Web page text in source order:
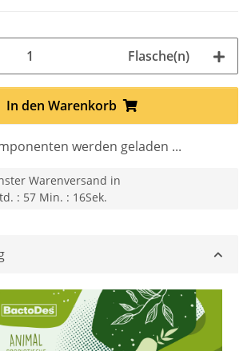
Flasche(n)
In den Warenkorb
werden geladen ...
Warenversand in
: 57 Min. : 15Sek.